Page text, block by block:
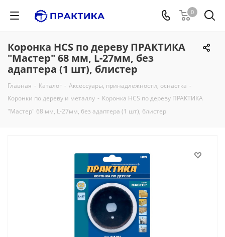
0
Коронка HCS по дереву ПРАКТИКА
"Мастер" 68 мм, L-27мм, без
адаптера (1 шт), блистер
Главная - Каталог - Аксессуары, принадлежности, оснастка -
Коронки по дереву и металлу - Коронка HCS по дереву ПРАКТИКА
"Мастер" 68 мм, L-27мм, без адаптера (1 шт), блистер